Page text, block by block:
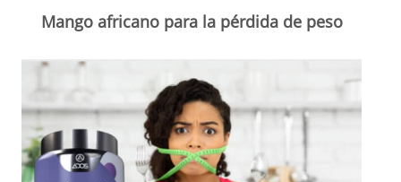
Mango africano para la pérdida de peso